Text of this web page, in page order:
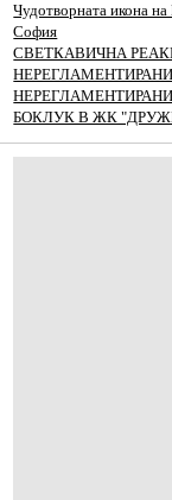
Чудотворната икона
София
СВЕТКАВИЧНА
БОКЛУК В ЖК